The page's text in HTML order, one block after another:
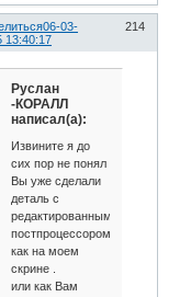
214
06-03-
13:40:17
Руслан
-КОРАЛЛ
написал(а):
Извините я до
сих пор не понял
Вы уже сделали
деталь с
редактированным
постпроцессором
как на моем
скрине .
или как Вам